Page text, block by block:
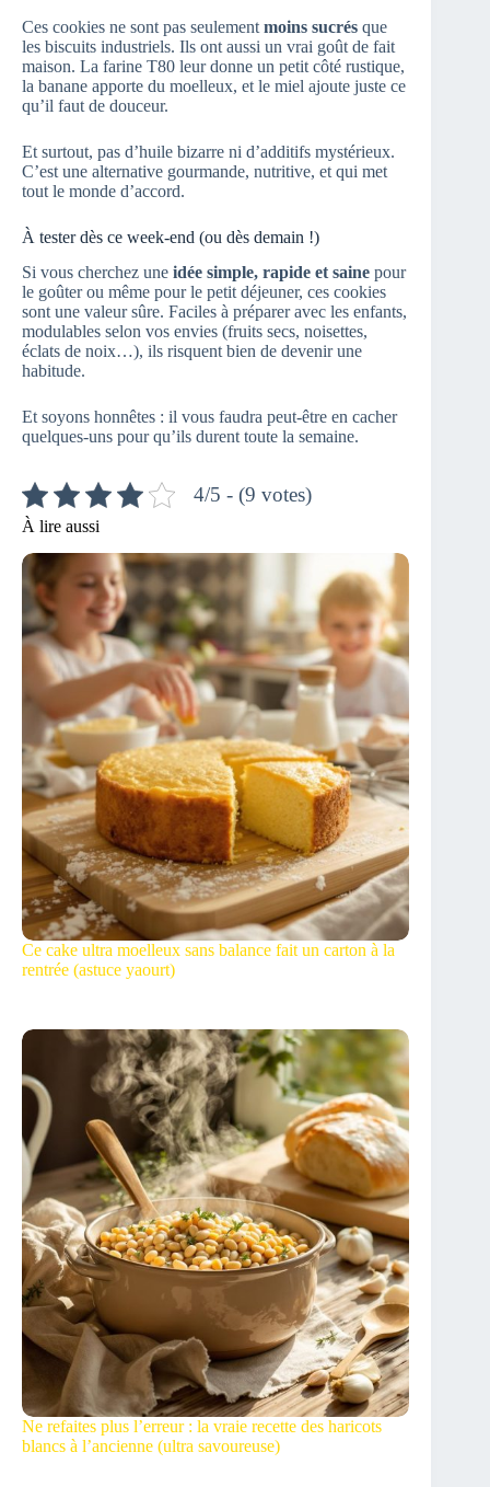
Ces cookies ne sont pas seulement moins sucrés que
les biscuits industriels. Ils ont aussi un vrai goût de fait
maison. La farine T80 leur donne un petit côté rustique,
la banane apporte du moelleux, et le miel ajoute juste ce
qu’il faut de douceur.
Et surtout, pas d’huile bizarre ni d’additifs mystérieux.
C’est une alternative gourmande, nutritive, et qui met
tout le monde d’accord.
À tester dès ce week-end (ou dès demain !)
Si vous cherchez une idée simple, rapide et saine pour
le goûter ou même pour le petit déjeuner, ces cookies
sont une valeur sûre. Faciles à préparer avec les enfants,
modulables selon vos envies (fruits secs, noisettes,
éclats de noix…), ils risquent bien de devenir une
habitude.
Et soyons honnêtes : il vous faudra peut-être en cacher
quelques-uns pour qu’ils durent toute la semaine.
4/5 - (9 votes)
À lire aussi
Ce cake ultra moelleux sans balance fait un carton à la
rentrée (astuce yaourt)
Ne refaites plus l’erreur : la vraie recette des haricots
blancs à l’ancienne (ultra savoureuse)